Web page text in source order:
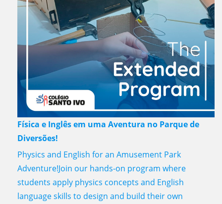
Física e Inglês em uma Aventura no Parque de
Diversões!
Physics and English for an Amusement Park
Adventure!Join our hands-on program where
students apply physics concepts and English
language skills to design and build their own